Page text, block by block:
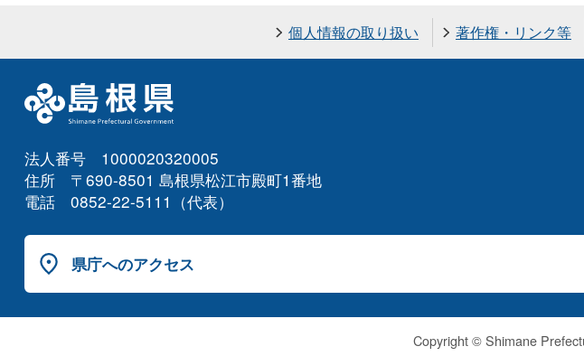
個人情報の取り扱い 著作権・リンク等
法人番号 1000020320005
住所 〒690-8501 島根県松江市殿町1番地
電話 0852-22-5111（代表）
県庁へのアクセス
Copyright © Shimane